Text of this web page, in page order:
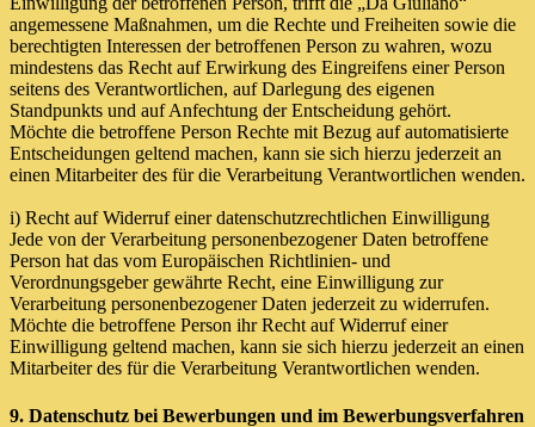
angemessene Maßnahmen, um die Rechte und Freiheiten sowie die
berechtigten Interessen der betroffenen Person zu wahren, wozu
mindestens das Recht auf Erwirkung des Eingreifens einer Person
seitens des Verantwortlichen, auf Darlegung des eigenen
Standpunkts und auf Anfechtung der Entscheidung gehört.
Möchte die betroffene Person Rechte mit Bezug auf automatisierte
Entscheidungen geltend machen, kann sie sich hierzu jederzeit an
einen Mitarbeiter des für die Verarbeitung Verantwortlichen wenden.
i) Recht auf Widerruf einer datenschutzrechtlichen Einwilligung
Jede von der Verarbeitung personenbezogener Daten betroffene
Person hat das vom Europäischen Richtlinien- und
Verordnungsgeber gewährte Recht, eine Einwilligung zur
Verarbeitung personenbezogener Daten jederzeit zu widerrufen.
Möchte die betroffene Person ihr Recht auf Widerruf einer
Einwilligung geltend machen, kann sie sich hierzu jederzeit an einen
Mitarbeiter des für die Verarbeitung Verantwortlichen wenden.
9. Datenschutz bei Bewerbungen und im Bewerbungsverfahren